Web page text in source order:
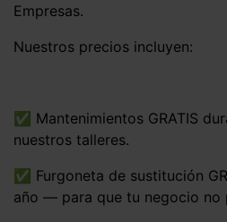
Empresas.
Nuestros precios incluyen:
✅ Mantenimientos GRATIS
nuestros talleres.
✅ Furgoneta de sustitución
año — para que tu negocio no